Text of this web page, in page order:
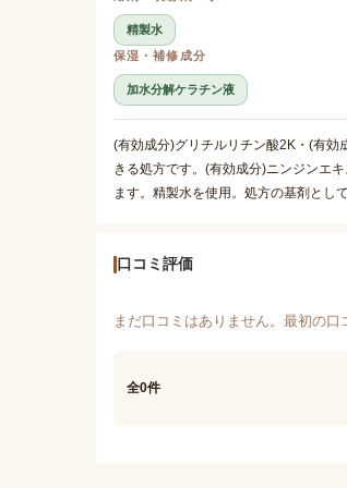
精製水
保湿・補修成分
加水分解ケラチン液
(有効成分)グリチルリチン酸2K・(有効
きる処方です。(有効成分)ニンジンエ
ます。精製水を使用。処方の基剤とし
口コミ評価
まだ口コミはありません。最初の口
全0件